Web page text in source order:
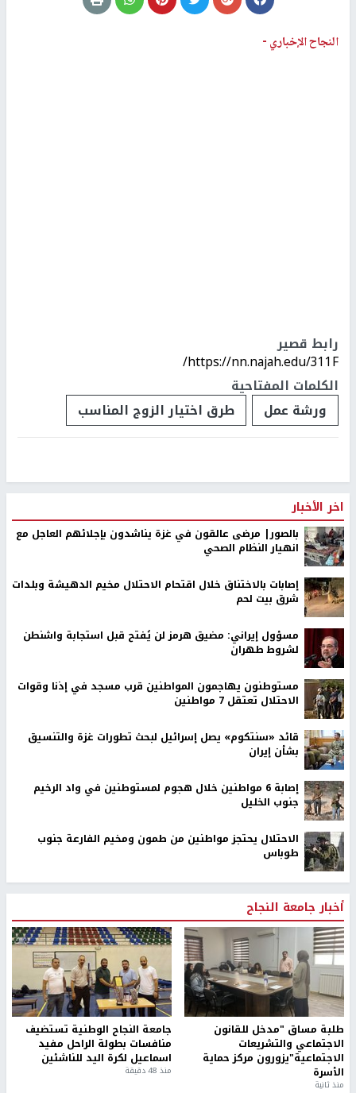
النجاح الإخباري -
رابط قصير
https://nn.najah.edu/311F/
الكلمات المفتاحية
ورشة عمل
طرق اختيار الزوج المناسب
اخر الأخبار
بالصور| مرضى عالقون في غزة يناشدون بإجلائهم العاجل مع
انهيار النظام الصحي
إصابات بالاختناق خلال اقتحام الاحتلال مخيم الدهيشة وبلدات
شرق بيت لحم
مسؤول إيراني: مضيق هرمز لن يُفتح قبل استجابة واشنطن
لشروط طهران
مستوطنون يهاجمون المواطنين قرب مسجد في إذنا وقوات
الاحتلال تعتقل 7 مواطنين
قائد «سنتكوم» يصل إسرائيل لبحث تطورات غزة والتنسيق
بشأن إيران
إصابة 6 مواطنين خلال هجوم لمستوطنين في واد الرخيم
جنوب الخليل
الاحتلال يحتجز مواطنين من طمون ومخيم الفارعة جنوب
طوباس
أخبار جامعة النجاح
طلبة مساق "مدخل للقانون
الاجتماعي والتشريعات
الاجتماعية"يزورون مركز حماية
الأسرة
منذ ثانية
جامعة النجاح الوطنية تستضيف
منافسات بطولة الراحل مفيد
اسماعيل لكرة اليد للناشئين
منذ 48 دقيقة